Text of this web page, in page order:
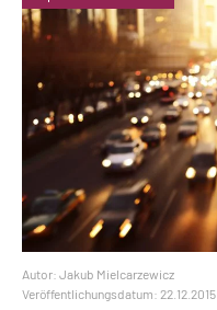
Autor: Jakub Mielcarzewicz
Veröffentlichungsdatum: 22.12.2015